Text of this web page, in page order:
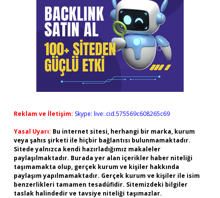
Reklam ve İletişim: Skype: live:.cid.575569c608265c69
Yasal Uyarı: Bu internet sitesi, herhangi bir marka, kurum
veya şahıs şirketi ile hiçbir bağlantısı bulunmamaktadır.
Sitede yalnızca kendi hazırladığımız makaleler
paylaşılmaktadır. Burada yer alan içerikler haber niteliği
taşımamakta olup, gerçek kurum ve kişiler hakkında
paylaşım yapılmamaktadır. Gerçek kurum ve kişiler ile isim
benzerlikleri tamamen tesadüfidir. Sitemizdeki bilgiler
taslak halindedir ve tavsiye niteliği taşımazlar.